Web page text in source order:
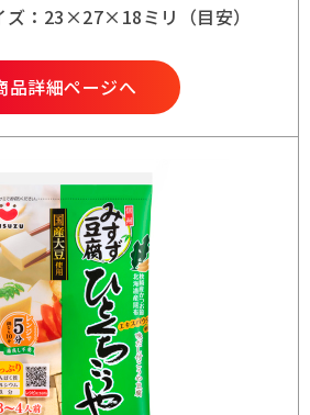
ズ：23×27×18ミリ（目安）
品詳細ページへ